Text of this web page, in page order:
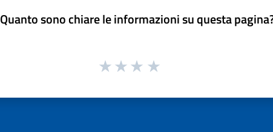
Quanto sono chiare le informazioni su questa